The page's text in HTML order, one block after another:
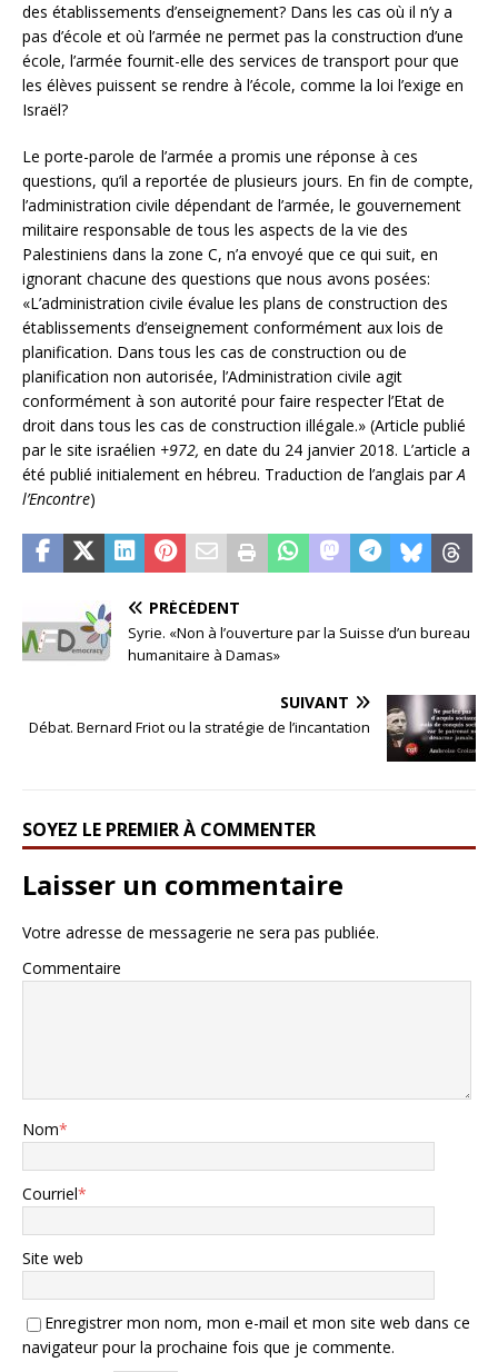
des établissements d’enseignement? Dans les cas où il n’y a
pas d’école et où l’armée ne permet pas la construction d’une
école, l’armée fournit-elle des services de transport pour que
les élèves puissent se rendre à l’école, comme la loi l’exige en
Israël?
Le porte-parole de l’armée a promis une réponse à ces
questions, qu’il a reportée de plusieurs jours. En fin de compte,
l’administration civile dépendant de l’armée, le gouvernement
militaire responsable de tous les aspects de la vie des
Palestiniens dans la zone C, n’a envoyé que ce qui suit, en
ignorant chacune des questions que nous avons posées:
«L’administration civile évalue les plans de construction des
établissements d’enseignement conformément aux lois de
planification. Dans tous les cas de construction ou de
planification non autorisée, l’Administration civile agit
conformément à son autorité pour faire respecter l’Etat de
droit dans tous les cas de construction illégale.» (Article publié
par le site israélien +972, en date du 24 janvier 2018. L’article a
été publié initialement en hébreu. Traduction de l’anglais parA
l’Encontre)
PRÉCÉDENT
Syrie. «Non à l’ouverture par la Suisse d’un bureau
humanitaire à Damas»
SUIVANT
Débat. Bernard Friot ou la stratégie de l’incantation
SOYEZ LE PREMIER À COMMENTER
Laisser un commentaire
Votre adresse de messagerie ne sera pas publiée.
Commentaire
Nom*
Courriel*
Site web
Enregistrer mon nom, mon e-mail et mon site web dans ce
navigateur pour la prochaine fois que je commente.